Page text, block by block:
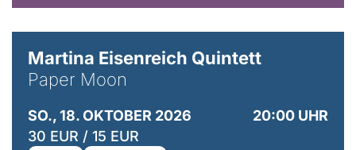
Martina Eisenreich Quintett
Paper Moon
SO., 18. OKTOBER 2026
20:00 UHR
30 EUR / 15 EUR